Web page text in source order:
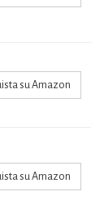
su Amazon
su Amazon